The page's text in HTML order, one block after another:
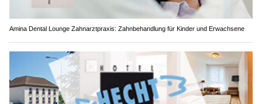
Amina Dental Lounge Zahnarztpraxis: Zahnbehandlung für Kinder und Erwachsene